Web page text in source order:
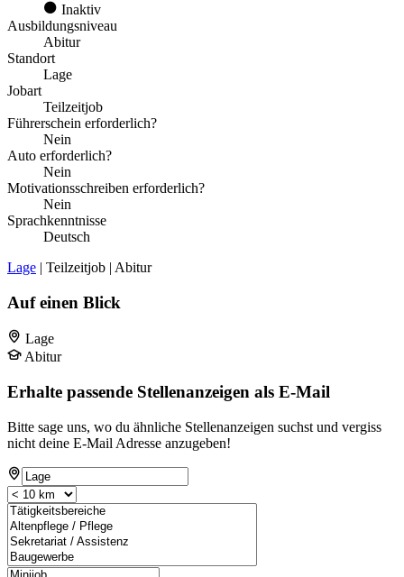
Inaktiv
Ausbildungsniveau
Abitur
Standort
Lage
Jobart
Teilzeitjob
Führerschein erforderlich?
Nein
Auto erforderlich?
Nein
Motivationsschreiben erforderlich?
Nein
Sprachkenntnisse
Deutsch
Lage | Teilzeitjob | Abitur
Auf einen Blick
Lage
Abitur
Erhalte passende Stellenanzeigen als E-Mail
Bitte sage uns, wo du ähnliche Stellenanzeigen suchst und vergiss
nicht deine E-Mail Adresse anzugeben!